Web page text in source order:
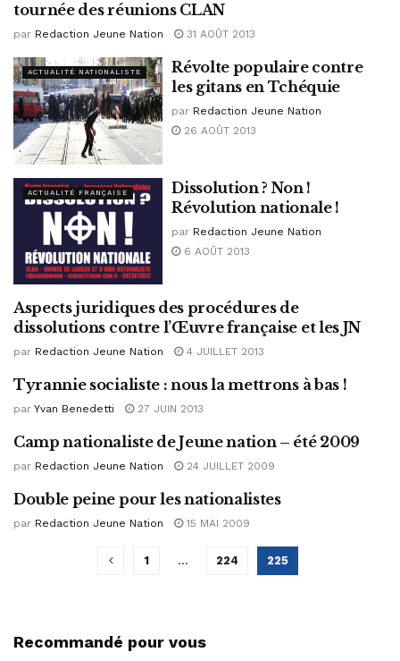
tournée des réunions CLAN
par Redaction Jeune Nation 31 AOÛT 2013
ACTUALITÉ NATIONALISTE
Révolte populaire contre
les gitans en Tchéquie
par Redaction Jeune Nation
26 AOÛT 2013
ACTUALITÉ FRANÇAISE
Dissolution ? Non !
Révolution nationale !
par Redaction Jeune Nation
6 AOÛT 2013
ACTUALITÉ NATIONALISTE
Aspects juridiques des procédures de
dissolutions contre l’Œuvre française et les JN
par Redaction Jeune Nation 4 JUILLET 2013
ACTUALITÉ NATIONALISTE
Tyrannie socialiste : nous la mettrons à bas !
par Yvan Benedetti 27 JUIN 2013
ACTUALITÉ NATIONALISTE
Camp nationaliste de Jeune nation – été 2009
par Redaction Jeune Nation 24 JUILLET 2009
ACTUALITÉ FRANÇAISE
Double peine pour les nationalistes
par Redaction Jeune Nation 15 MAI 2009
1 … 224 225
Recommandé pour vous